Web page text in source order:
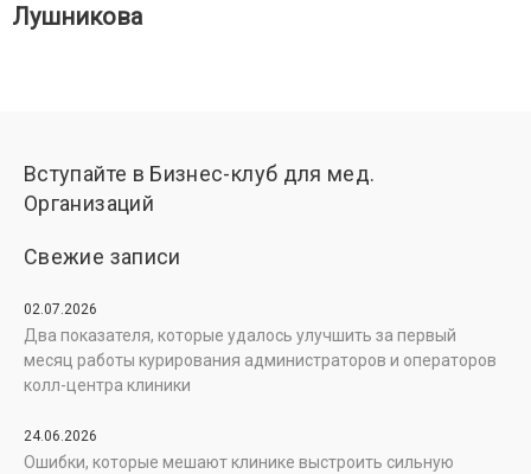
Лушникова
Вступайте в Бизнес-клуб для мед.
Организаций
Свежие записи
02.07.2026
Два показателя, которые удалось улучшить за первый
месяц работы курирования администраторов и операторов
колл-центра клиники
24.06.2026
Ошибки, которые мешают клинике выстроить сильную